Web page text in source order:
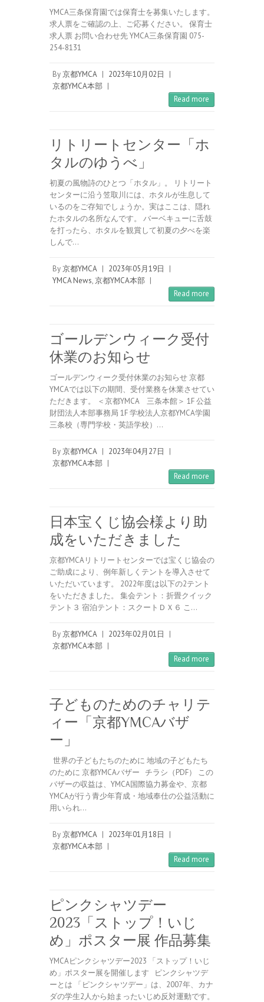
YMCA三条保育園では保育士を募集いたします。
求人票をご確認の上、ご応募ください。 保育士
求人票 お問い合わせ先 YMCA三条保育園 075-
254-8131
By京都YMCA | 2023年10月02日
|
京都YMCA本部 |
Read more
リトリートセンター「ホ
タルのゆうべ」
初夏の風物詩のひとつ「ホタル」。 リトリート
センターに沿う笠取川には、ホタルが生息して
いるのをご存知でしょうか。実はここは、隠れ
たホタルの名所なんです。 バーベキューに舌鼓
を打ったら、ホタルを観賞して初夏の夕べを楽
しんで…
By京都YMCA | 2023年05月19日
|
YMCA News,京都YMCA本部 |
Read more
ゴールデンウィーク受付
休業のお知らせ
ゴールデンウィーク受付休業のお知らせ 京都
YMCAでは以下の期間、受付業務を休業させてい
ただきます。 ＜京都YMCA 三条本館＞ 1F 公益
財団法人本部事務局 1F 学校法人京都YMCA学園
三条校（専門学校・英語学校）…
By京都YMCA | 2023年04月27日
|
京都YMCA本部 |
Read more
日本宝くじ協会様より助
成をいただきました
京都YMCAリトリートセンターでは宝くじ協会の
ご助成により、例年新しくテントを導入させて
いただいています。 2022年度は以下の2テント
をいただきました。 集会テント：折畳クイック
テント３ 宿泊テント：スクートＤＸ６ こ…
By京都YMCA | 2023年02月01日
|
京都YMCA本部 |
Read more
子どものためのチャリテ
ィー「京都YMCAバザ
ー」
世界の子どもたちのために 地域の子どもたち
のために 京都YMCAバザー チラシ（PDF） この
バザーの収益は、YMCA国際協力募金や、京都
YMCAが行う青少年育成・地域奉仕の公益活動に
用いられ…
By京都YMCA | 2023年01月18日
|
京都YMCA本部 |
Read more
ピンクシャツデー
2023「ストップ！いじ
め」ポスター展 作品募集
YMCAピンクシャツデー2023 「ストップ！いじ
め」ポスター展を開催します ピンクシャツデ
ーとは 「ピンクシャツデー」は、2007年、カナ
ダの学生2人から始まったいじめ反対運動です。